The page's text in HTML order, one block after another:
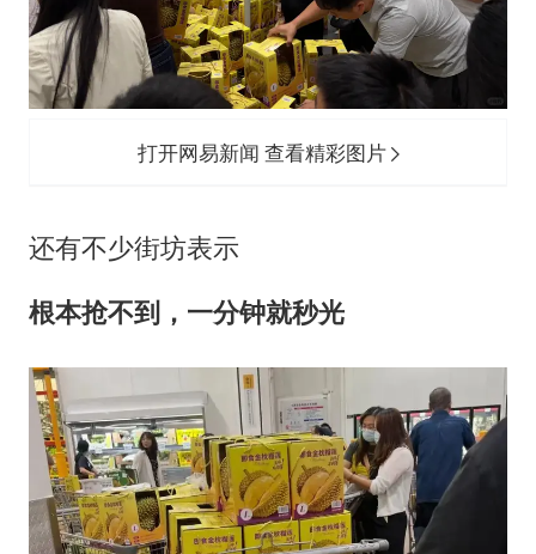
打开网易新闻 查看精彩图片
还有不少街坊表示
根本抢不到，一分钟就秒光